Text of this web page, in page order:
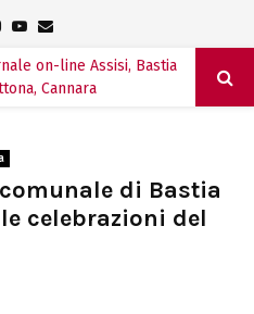
Instagram
Youtube
Email
di Bastia
celebrazioni del